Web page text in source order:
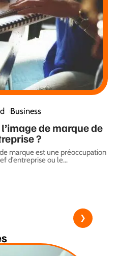
Business
de marque de
?
marque est une préoccupation
d’entreprise ou le…